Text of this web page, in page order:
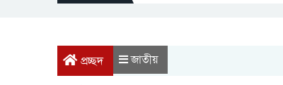
প্রচ্ছদ জাতীয়